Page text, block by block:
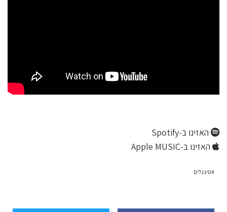
האזינו ב-Spotify
האזינו ב-Apple MUSIC
סינגלים